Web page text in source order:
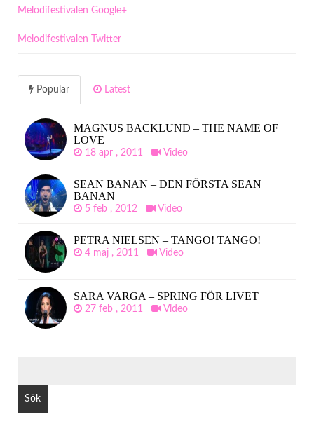
Melodifestivalen Google+
Melodifestivalen Twitter
Popular Latest
MAGNUS BACKLUND – THE NAME OF
LOVE
18 apr , 2011 Video
SEAN BANAN – DEN FÖRSTA SEAN
BANAN
5 feb , 2012 Video
PETRA NIELSEN – TANGO! TANGO!
4 maj , 2011 Video
SARA VARGA – SPRING FÖR LIVET
27 feb , 2011 Video